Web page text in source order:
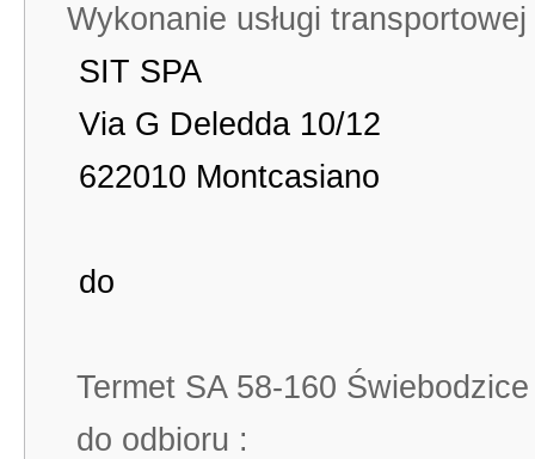
Wykonanie usługi
SIT SPA
Via G Deledda 10/12
622010 Montcasiano
do
Termet SA 58-160 Świebodzice
do odbioru :